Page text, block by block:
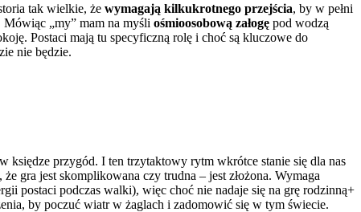
tak wielkie, że wymagają kilkukrotnego przejścia, by w pełni
Mówiąc „my” mam na myśli ośmioosobową załogę pod wodzą
Postaci mają tu specyficzną rolę i choć są kluczowe do
nie będzie.
księdze przygód. I ten trzytaktowy rytm wkrótce stanie się dla nas
gra jest skomplikowana czy trudna – jest złożona. Wymaga
postaci podczas walki), więc choć nie nadaje się na grę rodzinną+
by poczuć wiatr w żaglach i zadomowić się w tym świecie.